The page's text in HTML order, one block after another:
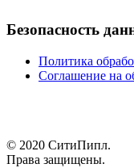
Безопасность
Политика
Соглашение на
© 2020 СитиПипл.
Права защищены.